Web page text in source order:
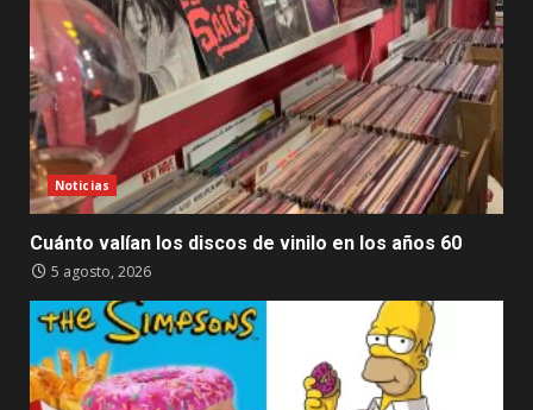
Noticias
Cuánto valían los discos de vinilo en los años 60
5 agosto, 2026